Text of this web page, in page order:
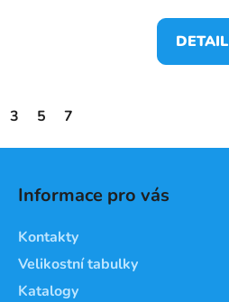
DETAIL
3 5 7
Informace pro vás
Kontakty
Velikostní tabulky
Katalogy